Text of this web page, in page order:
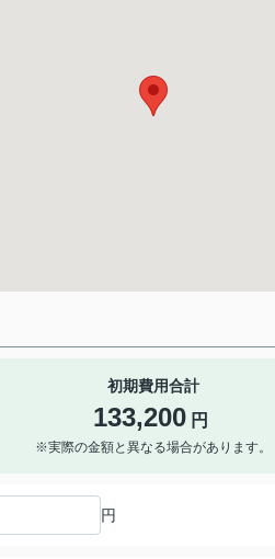
初期費用合計
133,200 円
※実際の金額と異なる場合があります。
円